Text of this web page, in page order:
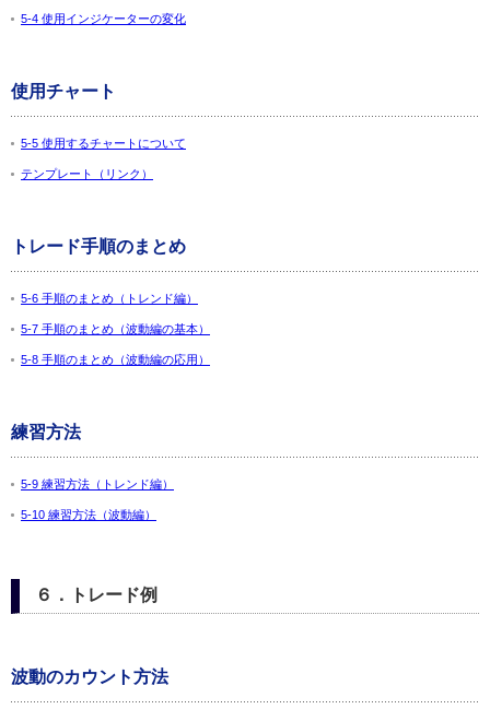
5-4 使用インジケーターの変化
使用チャート
5-5 使用するチャートについて
テンプレート（リンク）
トレード手順のまとめ
5-6 手順のまとめ（トレンド編）
5-7 手順のまとめ（波動編の基本）
5-8 手順のまとめ（波動編の応用）
練習方法
5-9 練習方法（トレンド編）
5-10 練習方法（波動編）
６．トレード例
波動のカウント方法